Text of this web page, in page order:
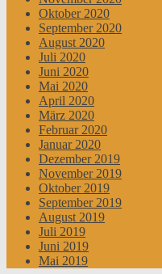
Oktober 2020
September 2020
August 2020
Juli 2020
Juni 2020
Mai 2020
April 2020
März 2020
Februar 2020
Januar 2020
Dezember 2019
November 2019
Oktober 2019
September 2019
August 2019
Juli 2019
Juni 2019
Mai 2019